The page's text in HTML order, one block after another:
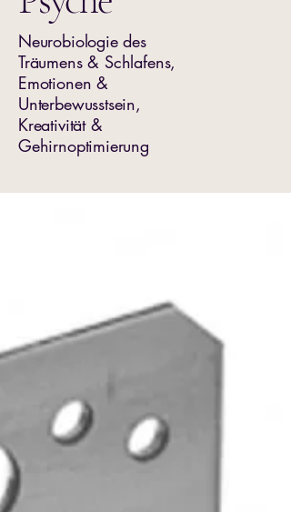
Neurobiologie des
Träumens & Schlafens,
Emotionen &
Unterbewusstsein,
Kreativität &
Gehirnoptimierung